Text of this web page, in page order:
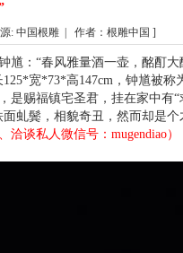
中国根雕 | 作者：根雕中国 ]
馗：“春风雅量酒一壶，酩酊大
宽*73*高147cm，钟馗被称
是赐福镇宅圣君，挂在家中有“
虬鬓，相貌奇丑，然而却是个
洽谈私人微信号：mugendiao）